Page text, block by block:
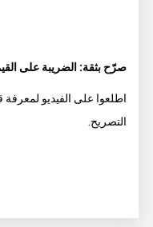
صرّح بثقة: الضريبة على
اطلعوا على الفيديو
التصريح.